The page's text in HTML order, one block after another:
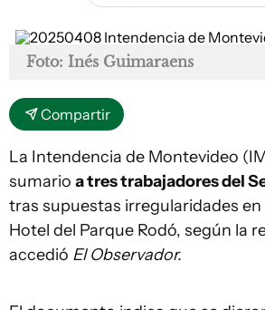
Foto: Inés Guimaraens
Compartir
La Intendencia de Montevideo
sumario a tres trabajadores del
tras supuestas irregularidades en
Hotel del Parque Rodó, según la
accedió El Observador.